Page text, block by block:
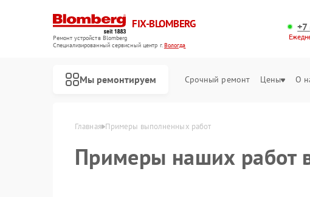
FIX-BLOMBERG
Ремонт устройств Blomberg
Специализированный cервисный центр г.Вологда
Мы ремонтируем Срочный ремонт Цены О
Главная Примеры выполненных работ
Примеры наших работ